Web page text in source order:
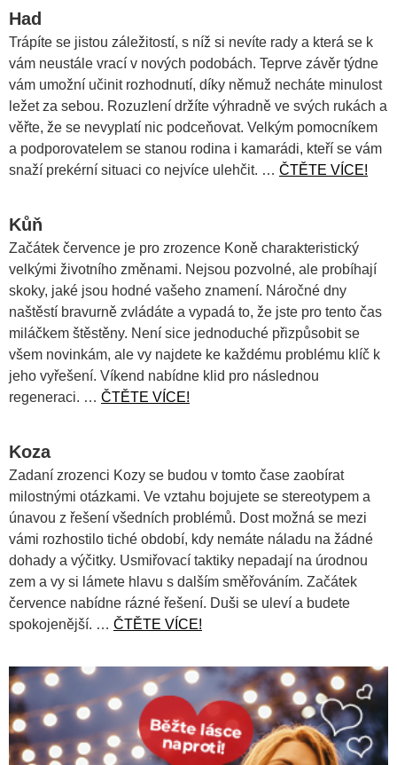
Had
Trápíte se jistou záležitostí, s níž si nevíte rady a která se k
vám neustále vrací v nových podobách. Teprve závěr týdne
vám umožní učinit rozhodnutí, díky němuž necháte minulost
ležet za sebou. Rozuzlení držíte výhradně ve svých rukách a
věřte, že se nevyplatí nic podceňovat. Velkým pomocníkem
a podporovatelem se stanou rodina i kamarádi, kteří se vám
snaží prekérní situaci co nejvíce ulehčit. … ČTĚTE VÍCE!
Kůň
Začátek července je pro zrozence Koně charakteristický
velkými životního změnami. Nejsou pozvolné, ale probíhají
skoky, jaké jsou hodné vašeho znamení. Náročné dny
naštěstí bravurně zvládáte a vypadá to, že jste pro tento čas
miláčkem štěstěny. Není sice jednoduché přizpůsobit se
všem novinkám, ale vy najdete ke každému problému klíč k
jeho vyřešení. Víkend nabídne klid pro následnou
regeneraci. … ČTĚTE VÍCE!
Koza
Zadaní zrozenci Kozy se budou v tomto čase zaobírat
milostnými otázkami. Ve vztahu bojujete se stereotypem a
únavou z řešení všedních problémů. Dost možná se mezi
vámi rozhostilo tiché období, kdy nemáte náladu na žádné
dohady a výčitky. Usmiřovací taktiky nepadají na úrodnou
zem a vy si lámete hlavu s dalším směřováním. Začátek
července nabídne rázné řešení. Duši se uleví a budete
spokojenější. … ČTĚTE VÍCE!